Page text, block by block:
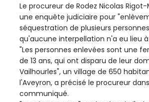
Le procureur de Rodez Nicolas
une enquête judiciaire pour
séquestration de plusieurs
qu'aucune interpellation n'a eu lieu
"Les personnes enlevées sont une
de 13 ans, qui ont disparu de leur
Vailhourles", un village de 650
l'Aveyron, a précisé le procureur
communiqué.